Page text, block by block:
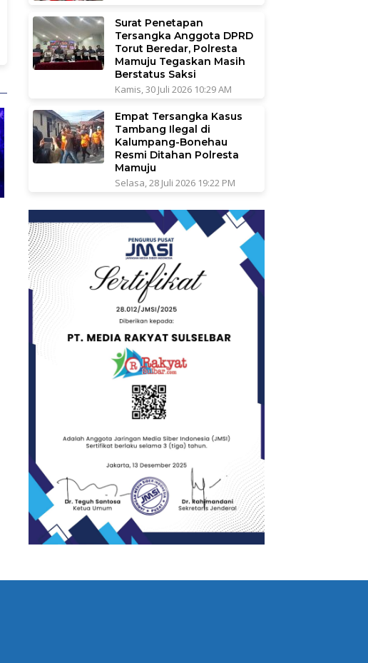
Surat Penetapan
Tersangka Anggota DPRD
Torut Beredar, Polresta
Mamuju Tegaskan Masih
Berstatus Saksi
Kamis, 30 Juli 2026 10:29 AM
Empat Tersangka Kasus
Tambang Ilegal di
Kalumpang-Bonehau
Resmi Ditahan Polresta
Mamuju
Selasa, 28 Juli 2026 19:22 PM